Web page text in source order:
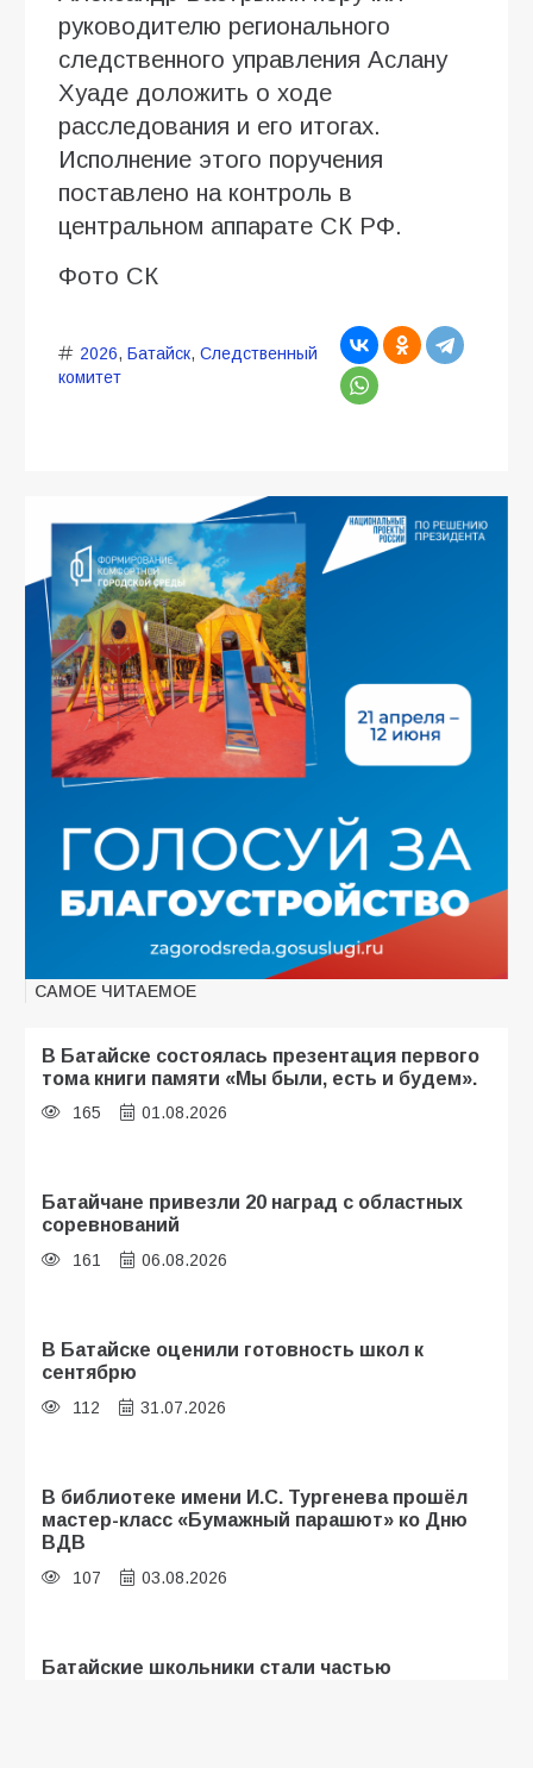
руководителю регионального
следственного управления Аслану
Хуаде доложить о ходе
расследования и его итогах.
Исполнение этого поручения
поставлено на контроль в
центральном аппарате СК РФ.
Фото СК
2026, Батайск, Следственный
комитет
САМОЕ ЧИТАЕМОЕ
В Батайске состоялась презентация первого
тома книги памяти «Мы были, есть и будем».
165 01.08.2026
Батайчане привезли 20 наград с областных
соревнований
161 06.08.2026
В Батайске оценили готовность школ к
сентябрю
112 31.07.2026
В библиотеке имени И.С. Тургенева прошёл
мастер-класс «Бумажный парашют» ко Дню
ВДВ
107 03.08.2026
Батайские школьники стали частью